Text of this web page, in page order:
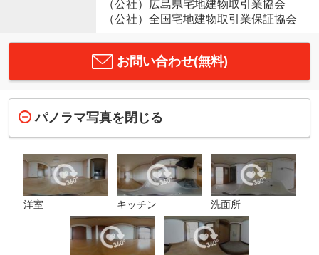
（公社）広島県宅地建物取引業協会
（公社）全国宅地建物取引業保証協会
お問い合わせ(無料)
パノラマ写真を閉じる
洋室 キッチン 洗面所